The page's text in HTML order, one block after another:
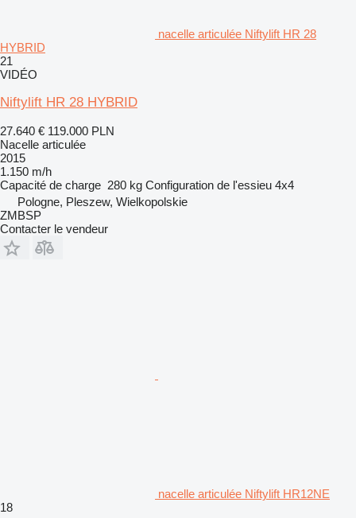
nacelle articulée Niftylift HR 28
HYBRID
21
VIDÉO
Niftylift HR 28 HYBRID
27.640 € 119.000 PLN
Nacelle articulée
2015
1.150 m/h
Capacité de charge 280 kg Configuration de l'essieu 4x4
Pologne, Pleszew, Wielkopolskie
ZMBSP
Contacter le vendeur
nacelle articulée Niftylift HR12NE
18